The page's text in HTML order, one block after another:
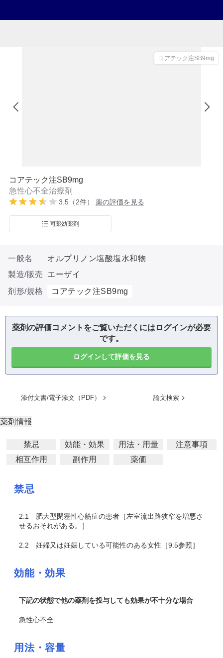
コアテック注SB9mg
コアテック注SB9mg
急性心不全治療剤
3.5（2件） 薬の評価を見る
同薬効薬剤
一般名
オルプリノン塩酸塩水和物
製造/販売
エーザイ
剤形/規格
コアテック注SB9mg
薬剤の評価コメントをご覧いただくにはログインが必要
です。
ログインして評価を見る
添付文書/電子添文（PDF） 論文検索
薬剤情報
禁忌 効能・効果 用法・用量
注意事項
相互作用
副作用 薬価
禁忌
2.1
肥大型閉塞性心筋症の患者［左室流出路狭窄を増悪さ
せるおそれがある。］
2.2 妊婦又は妊娠している可能性のある女性［9.5参照］
効能・効果
下記の状態で他の薬剤を投与しても効果が不十分な場合
急性心不全
用法・容量